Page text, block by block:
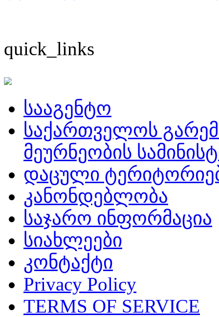
quick_links
სააგენტო
საქართველოს
მეურნეობის
დაცული
კანონდებლობა
საჯარო ინფორმაცია
სიახლეები
კონტაქტი
Privacy Policy
TERMS OF SERVICE